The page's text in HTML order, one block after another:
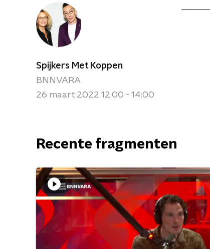
Spijkers Met Koppen
BNNVARA
26 maart 2022 12:00 - 14:00
Recente fragmenten